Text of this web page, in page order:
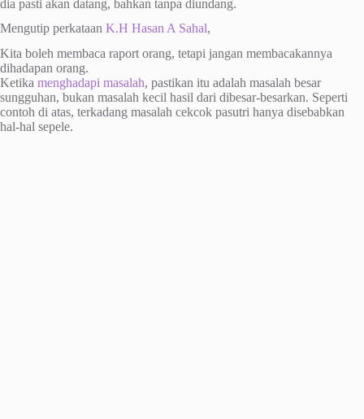
dia pasti akan datang, bahkan tanpa diundang.
Mengutip perkataan K.H Hasan A Sahal,
Kita boleh membaca raport orang, tetapi jangan membacakannya
dihadapan orang.
Ketika menghadapi masalah, pastikan itu adalah masalah besar
sungguhan, bukan masalah kecil hasil dari dibesar-besarkan. Seperti
contoh di atas, terkadang masalah cekcok pasutri hanya disebabkan
hal-hal sepele.